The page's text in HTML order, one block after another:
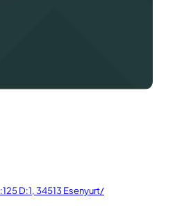
D:1, 34513 Esenyurt/